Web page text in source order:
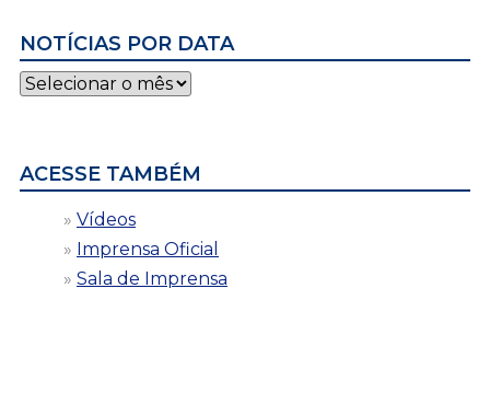
NOTÍCIAS POR DATA
Notícias
por
ACESSE TAMBÉM
Vídeos
Imprensa Oficial
Sala de Imprensa